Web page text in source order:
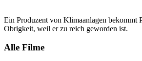
Ein Produzent von Klimaanlagen bekommt
Obrigkeit, weil er zu reich geworden ist.
Alle Filme